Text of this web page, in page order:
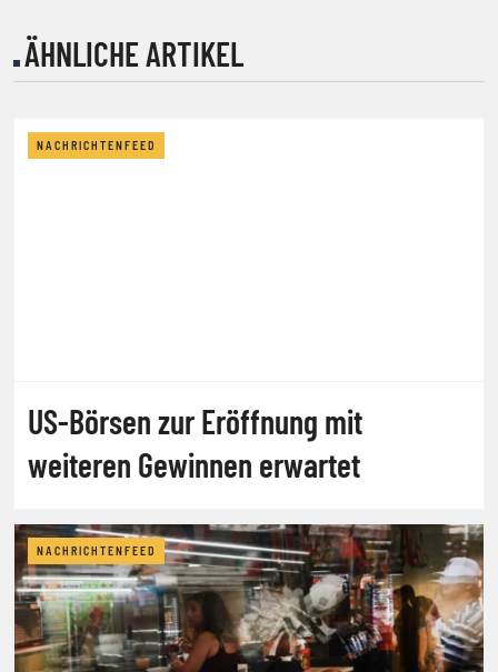
ÄHNLICHE ARTIKEL
NACHRICHTENFEED
US-Börsen zur Eröffnung mit
weiteren Gewinnen erwartet
NACHRICHTENFEED